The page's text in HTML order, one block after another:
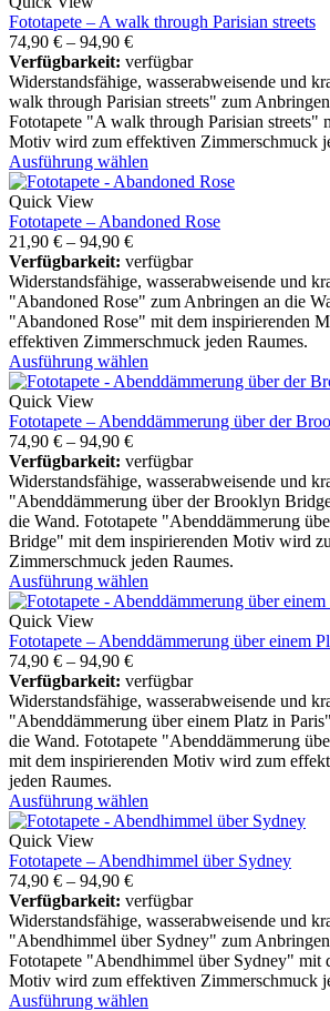
Fototapete – A walk through Parisian streets
74,90 € – 94,90 €
Verfügbarkeit: verfügbar
Widerstandsfähige, wasserabweisende und
walk through Parisian streets" zum
Fototapete "A walk through Parisian streets"
Motiv wird zum effektiven Zimmerschmuck
Ausführung wählen
Quick View
Fototapete – Abandoned Rose
21,90 € – 94,90 €
Verfügbarkeit: verfügbar
Widerstandsfähige, wasserabweisende und
"Abandoned Rose" zum Anbringen an die
"Abandoned Rose" mit dem inspirierenden
effektiven Zimmerschmuck jeden Raumes.
Ausführung wählen
Quick View
Fototapete – Abenddämmerung über der
74,90 € – 94,90 €
Verfügbarkeit: verfügbar
Widerstandsfähige, wasserabweisende und
"Abenddämmerung über der Brooklyn
die Wand. Fototapete "Abenddämmerung
Bridge" mit dem inspirierenden Motiv wird
Zimmerschmuck jeden Raumes.
Ausführung wählen
Quick View
Fototapete – Abenddämmerung über einem
74,90 € – 94,90 €
Verfügbarkeit: verfügbar
Widerstandsfähige, wasserabweisende und
"Abenddämmerung über einem Platz in
die Wand. Fototapete "Abenddämmerung
mit dem inspirierenden Motiv wird zum
jeden Raumes.
Ausführung wählen
Quick View
Fototapete – Abendhimmel über Sydney
74,90 € – 94,90 €
Verfügbarkeit: verfügbar
Widerstandsfähige, wasserabweisende und
"Abendhimmel über Sydney" zum
Fototapete "Abendhimmel über Sydney" mit
Motiv wird zum effektiven Zimmerschmuck
Ausführung wählen